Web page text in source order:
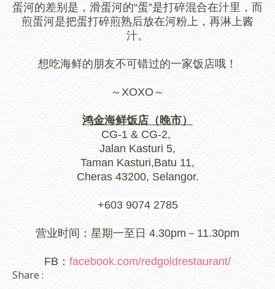
蛋河的差别是，滑蛋河的“蛋”是打碎混合在汁里，而
煎蛋河是把蛋打碎煎熟后放在河粉上，再淋上酱
汁。
想吃海鲜的朋友不可错过的一家饭店哦！
～XOXO～
鸿金海鲜饭店（晚市）
CG-1 & CG-2,
Jalan Kasturi 5,
Taman Kasturi,Batu 11,
Cheras 43200, Selangor.
+603 9074 2785
营业时间：星期一至日 4.30pm－11.30pm
FB： facebook.com/redgoldrestaurant/
Share :